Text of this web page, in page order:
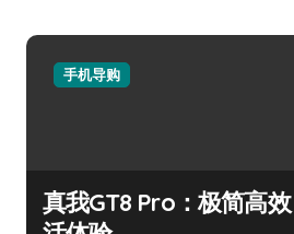
手机导购
真我GT8 Pro：极简高